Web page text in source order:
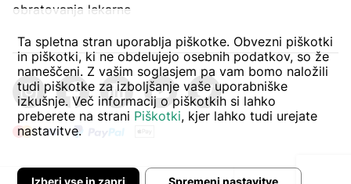
obratovanja lekarne
Ta spletna stran uporablja piškotke. Obvezni piškotki
in piškotki, ki ne obdelujejo osebnih podatkov, so že
nameščeni. Z vašim soglasjem pa vam bomo naložili
tudi piškotke za izboljšanje vaše uporabniške
izkušnje. Več informacij o piškotkih si lahko
preberete na strani Piškotki, kjer lahko tudi urejate
nastavitve.
Spremeni nastavitve
Izberi vse in zapri